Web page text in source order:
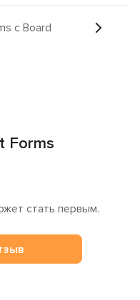
с Board
Forms
стать первым.